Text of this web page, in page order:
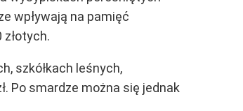
wpływają na pamięć
szkółkach leśnych,
Po smardze można się jednak